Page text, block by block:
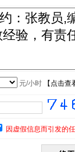
元/小时【 点击查
因虚假信息而引发的